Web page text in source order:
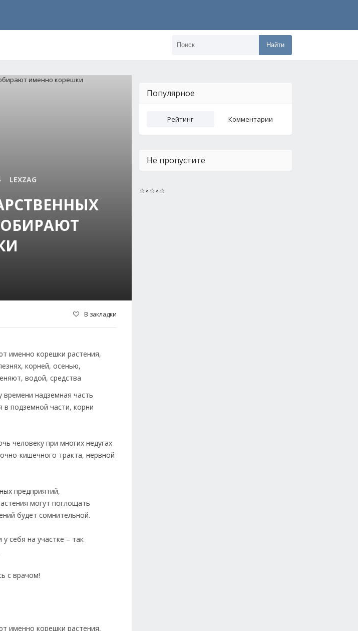
Найти
LEXZAG
В закладки
надземная часть
в подземной части, корни
человеку при многих недугах
кишечного тракта, нервной
предприятий,
могут поглощать
будет сомнительной.
себя на участке – так
с врачом!
Популярное
Рейтинг Комментарии
Не пропустите
☆∘☆∘☆